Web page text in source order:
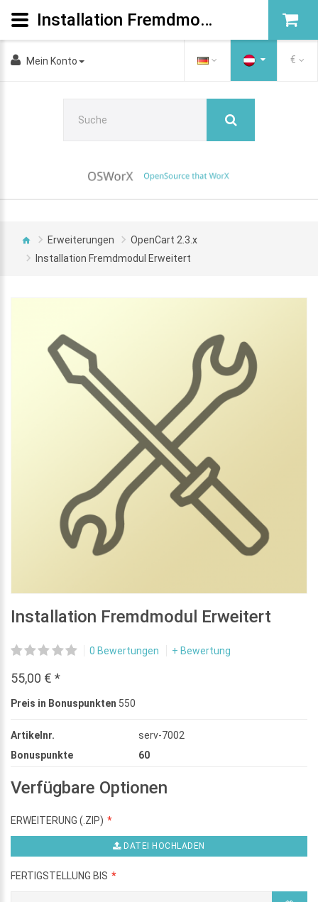
Mein Konto €
Erweiterungen
OpenCart 2.3.x
Installation Fremdmodul Erweitert
Installation Fremdmodul Erweitert
0 Bewertungen + Bewertung
55,00 € *
Preis in Bonuspunkten 550
Artikelnr.
serv-7002
Bonuspunkte
60
Verfügbare Optionen
ERWEITERUNG (.ZIP)
DATEI HOCHLADEN
FERTIGSTELLUNG BIS
Installation Fremdmodul Erweitert